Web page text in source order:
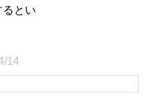
るとい
14